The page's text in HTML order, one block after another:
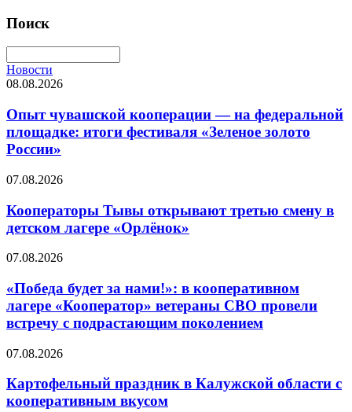
Поиск
Новости
08.08.2026
Опыт чувашской кооперации — на федеральной
площадке: итоги фестиваля «Зеленое золото
России»
07.08.2026
Кооператоры Тывы открывают третью смену в
детском лагере «Орлёнок»
07.08.2026
«Победа будет за нами!»: в кооперативном
лагере «Кооператор» ветераны СВО провели
встречу с подрастающим поколением
07.08.2026
Картофельный праздник в Калужской области с
кооперативным вкусом